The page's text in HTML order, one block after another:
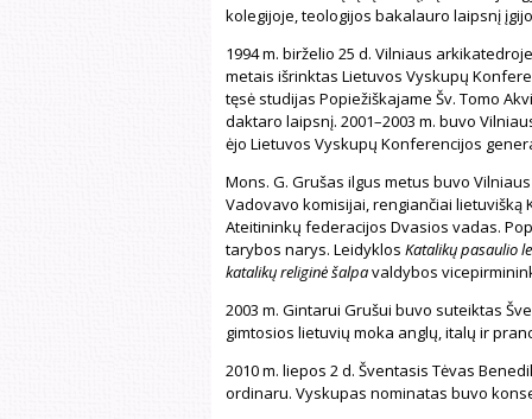
kolegijoje, teologijos bakalauro laipsnį
1994 m. birželio 25 d. Vilniaus
metais išrinktas Lietuvos Vyskupų
tęsė studijas Popiežiškajame Šv. Tomo
daktaro laipsnį. 2001–2003 m. buvo
ėjo Lietuvos Vyskupų Konferencijos
Mons. G. Grušas ilgus metus buvo
Vadovavo komisijai, rengiančiai lietuvišką
Ateitininkų federacijos Dvasios vadas.
tarybos narys. Leidyklos Katalikų pasaulio
katalikų religinė šalpavaldybos
2003 m. Gintarui Grušui buvo suteiktas
gimtosios lietuvių moka anglų, italų ir
2010 m. liepos 2 d. Šventasis Tėvas
ordinaru. Vyskupas nominatas buvo